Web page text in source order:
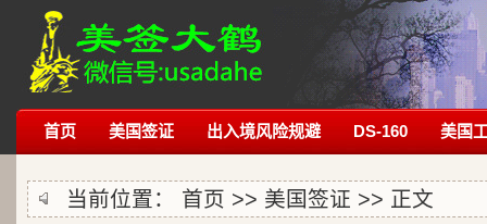
首页 美国签证 出入境风险规避 DS-160 美国
当前位置： 首页 >> 美国签证 >> 正文